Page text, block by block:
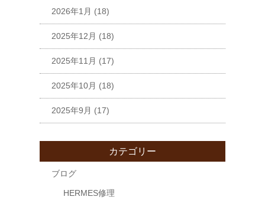
2026年1月 (18)
2025年12月 (18)
2025年11月 (17)
2025年10月 (18)
2025年9月 (17)
カテゴリー
ブログ
HERMES修理